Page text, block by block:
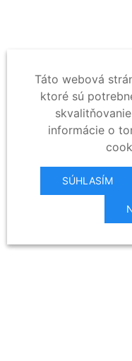
Táto webová
ktoré sú
informácie o
SÚHLASÍM